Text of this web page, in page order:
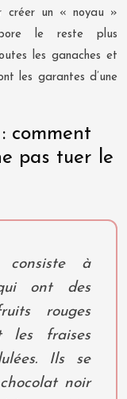
créer un « noyau »
le reste plus
les ganaches et
les garantes d’une
comment
pas tuer le
consiste à
ont des
rouges
les fraises
Ils se
noir